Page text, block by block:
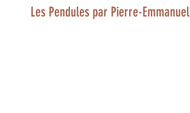
Les Pendules par Pierre-Emmanuel